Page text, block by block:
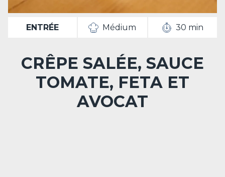
ENTRÉE Médium 30 min
CRÊPE SALÉE, SAUCE
TOMATE, FETA ET
AVOCAT